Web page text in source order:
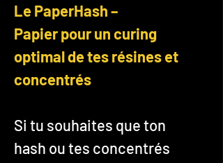
Le PaperHash –
Papier pour un curing
optimal de tes résines et
concentrés
Si tu souhaites que ton
hash ou tes concentrés